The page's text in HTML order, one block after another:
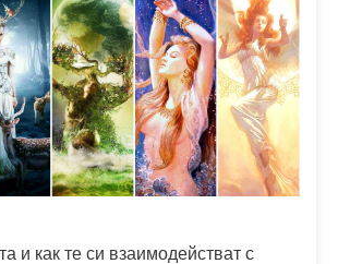
и как те си взаимодействат с